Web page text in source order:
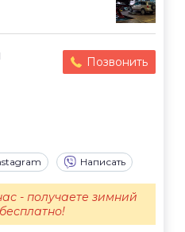
Позвонить
Написать
- получаете зимний